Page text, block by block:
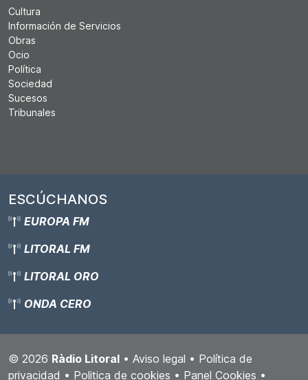
Cultura
Información de Servicios
Obras
Ocio
Política
Sociedad
Sucesos
Tribunales
ESCÚCHANOS
EUROPA FM
LITORAL FM
LITORAL ORO
ONDA CERO
© 2026 Ràdio Litoral • Aviso legal • Política de
privacidad • Politica de cookies • Panel Cookies •